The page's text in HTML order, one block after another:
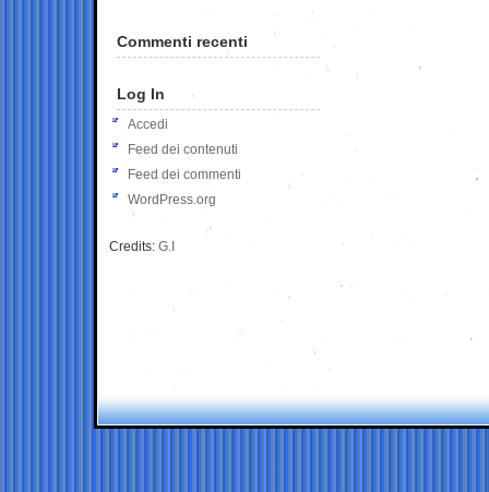
Commenti recenti
Log In
Accedi
Feed dei contenuti
Feed dei commenti
WordPress.org
Credits: G.I